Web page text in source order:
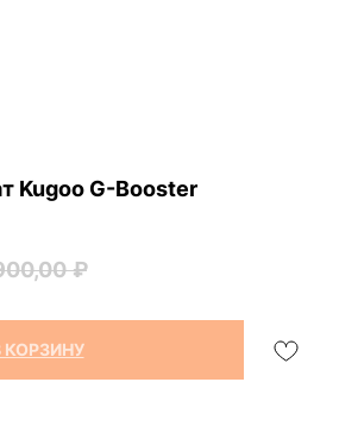
Kugoo G-Booster
₽
КОРЗИНУ